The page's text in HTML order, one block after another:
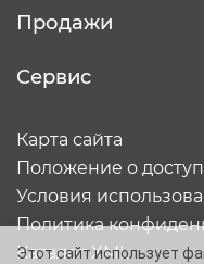
Продажи
Сервис
Карта сайта
Положение о
Условия
Политика
Каталог XML
Этот сайт использует